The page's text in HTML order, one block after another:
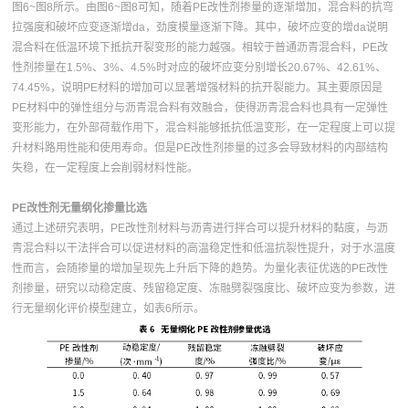
图6~图8所示。由图6~图8可知，随着PE改性剂掺量的逐渐增加，混合料的抗弯
拉强度和破坏应变逐渐增da，劲度模量逐渐下降。其中，破坏应变的增da说明
混合料在低温环境下抵抗开裂变形的能力越强。相较于普通沥青混合料，PE改
性剂掺量在1.5%、3%、4.5%时对应的破坏应变分别增长20.67%、42.61%、
74.45%，说明PE材料的增加可以显著增强材料的抗开裂能力。其主要原因是
PE材料中的弹性组分与沥青混合料有效融合，使得沥青混合料也具有一定弹性
变形能力，在外部荷载作用下，混合料能够抵抗低温变形，在一定程度上可以提
升材料路用性能和使用寿命。但是PE改性剂掺量的过多会导致材料的内部结构
失稳，在一定程度上会削弱材料性能。
PE改性剂无量纲化掺量比选
通过上述研究表明，PE改性剂材料与沥青进行拌合可以提升材料的黏度，与沥
青混合料以干法拌合可以促进材料的高温稳定性和低温抗裂性提升，对于水温度
性而言，会随掺量的增加呈现先上升后下降的趋势。为量化表征优选的PE改性
剂掺量，研究以动稳定度、残留稳定度、冻融劈裂强度比、破坏应变为参数，进
行无量纲化评价模型建立，如表6所示。